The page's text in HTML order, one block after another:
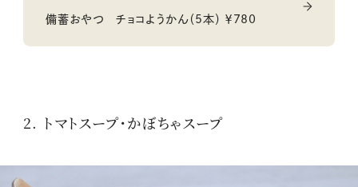
備蓄おやつ チョコようかん（5本） ￥780
2. トマトスープ・かぼちゃスープ